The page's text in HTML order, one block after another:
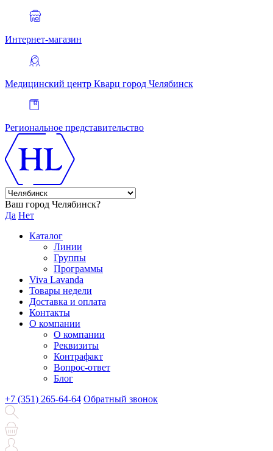
Интернет-магазин
Медицинский центр Кварц город Челябинск
Региональное представительство
Ваш город Челябинск?
Да Нет
Каталог
Линии
Группы
Программы
Viva Lavanda
Товары недели
Доставка и оплата
Контакты
О компании
О компании
Реквизиты
Контрафакт
Вопрос-ответ
Блог
+7 (351) 265-64-64 Обратный звонок